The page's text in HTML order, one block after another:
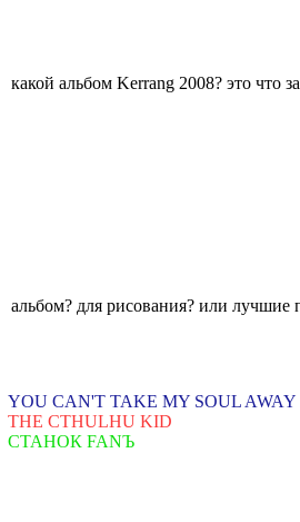
какой альбом Kerrang 2008? это что
альбом? для рисования? или
YOU CAN'T TAKE MY SOUL AWAY
THE CTHULHU KID
СТАНОК FANЪ